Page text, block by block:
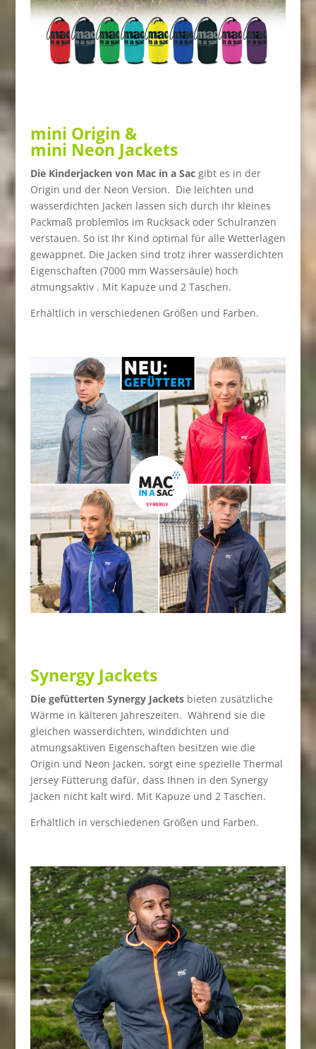
mini Origin &
mini Neon Jackets
Die Kinderjacken von Mac in a Sac gibt es in der
Origin und der Neon Version. Die leichten und
wasserdichten Jacken lassen sich durch ihr kleines
Packmaß problemlos im Rucksack oder Schulranzen
verstauen. So ist Ihr Kind optimal für alle Wetterlagen
gewappnet. Die Jacken sind trotz ihrer wasserdichten
Eigenschaften (7000 mm Wassersäule) hoch
atmungsaktiv . Mit Kapuze und 2 Taschen.
Erhältlich in verschiedenen Größen und Farben.
Synergy Jackets
Die gefütterten Synergy Jackets bieten zusätzliche
Wärme in kälteren Jahreszeiten. Während sie die
gleichen wasserdichten, winddichten und
atmungsaktiven Eigenschaften besitzen wie die
Origin und Neon Jacken, sorgt eine spezielle Thermal
Jersey Fütterung dafür, dass Ihnen in den Synergy
Jacken nicht kalt wird. Mit Kapuze und 2 Taschen.
Erhältlich in verschiedenen Größen und Farben.